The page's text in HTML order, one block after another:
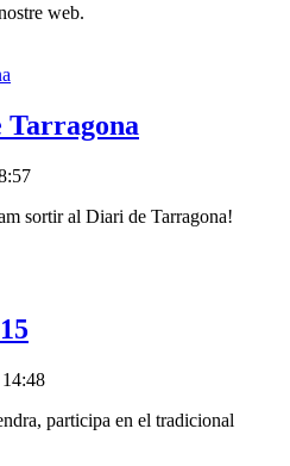
web.
sortir al Diari de Tarragona!
participa en el tradicional